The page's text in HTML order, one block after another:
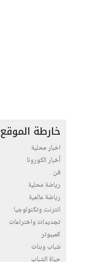
خارطة الموقع
اخبار محلية
أخبار الكورونا
فن
رياضة محلية
رياضة عالمية
انترنت وتكنولوجيا
تجديدات واختراعات
كمبيوتر
شباب وبنات
حياة الشباب